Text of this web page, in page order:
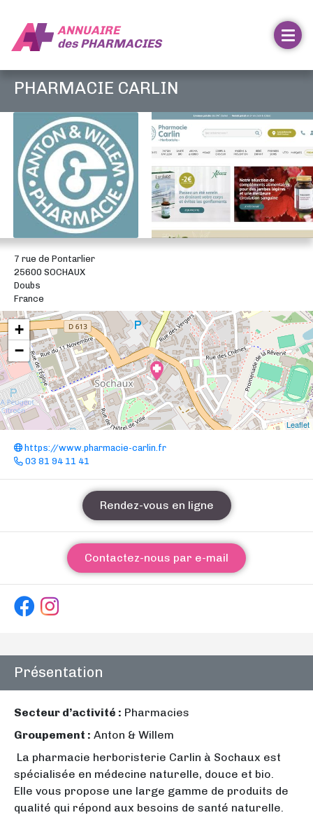
ANNUAIRE
desPHARMACIES
PHARMACIE CARLIN
7 rue de Pontarlier
25600 SOCHAUX
Doubs
France
+
−
Leaflet
https://www.pharmacie-carlin.fr
03 81 94 11 41
Rendez-vous en ligne
Contactez-nous par e-mail
Présentation
Secteur d’activité : Pharmacies
Groupement : Anton & Willem
La pharmacie herboristerie Carlin à Sochaux est
spécialisée en médecine naturelle, douce et bio.
Elle vous propose une large gamme de produits de
qualité qui répond aux besoins de santé naturelle.